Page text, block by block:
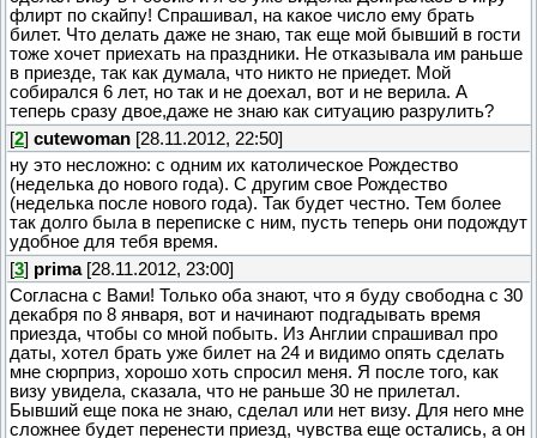
флирт по скайпу! Спрашивал, на какое число ему брать
билет. Что делать даже не знаю, так еще мой бывший в гости
тоже хочет приехать на праздники. Не отказывала им раньше
в приезде, так как думала, что никто не приедет. Мой
собирался 6 лет, но так и не доехал, вот и не верила. А
теперь сразу двое,даже не знаю как ситуацию разрулить?
[2] cutewoman [28.11.2012, 22:50]
ну это несложно: с одним их католическое Рождество
(неделька до нового года). С другим свое Рождество
(неделька после нового года). Так будет честно. Тем более
так долго была в переписке с ним, пусть теперь они подождут
удобное для тебя время.
[3] prima[28.11.2012, 23:00]
Согласна с Вами! Только оба знают, что я буду свободна с 30
декабря по 8 января, вот и начинают подгадывать время
приезда, чтобы со мной побыть. Из Англии спрашивал про
даты, хотел брать уже билет на 24 и видимо опять сделать
мне сюрприз, хорошо хоть спросил меня. Я после того, как
визу увидела, сказала, что не раньше 30 не прилетал.
Бывший еще пока не знаю, сделал или нет визу. Для него мне
сложнее будет перенести приезд, чувства еще остались, а он